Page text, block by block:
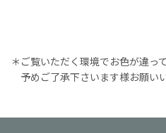
＊ご覧いただく環境でお色が違っ
予めご了承下さいます様お願いい